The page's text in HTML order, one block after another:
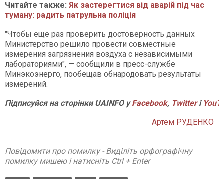
Читайте также: Як застерегтися від аварій під час
туману: радить патрульна поліція
"Чтобы еще раз проверить достоверность данных
Министерство решило провести совместные
измерения загрязнения воздуха с независимыми
лабораториями", — сообщили в пресс-службе
Минэкоэнерго, пообещав обнародовать результаты
измерений.
Підписуйся на сторінки UAINFO уFacebook, Twitter і Y
Артем РУДЕНКО
Повідомити про помилку - Виділіть орфографічну
помилку мишею і натисніть Ctrl + Enter